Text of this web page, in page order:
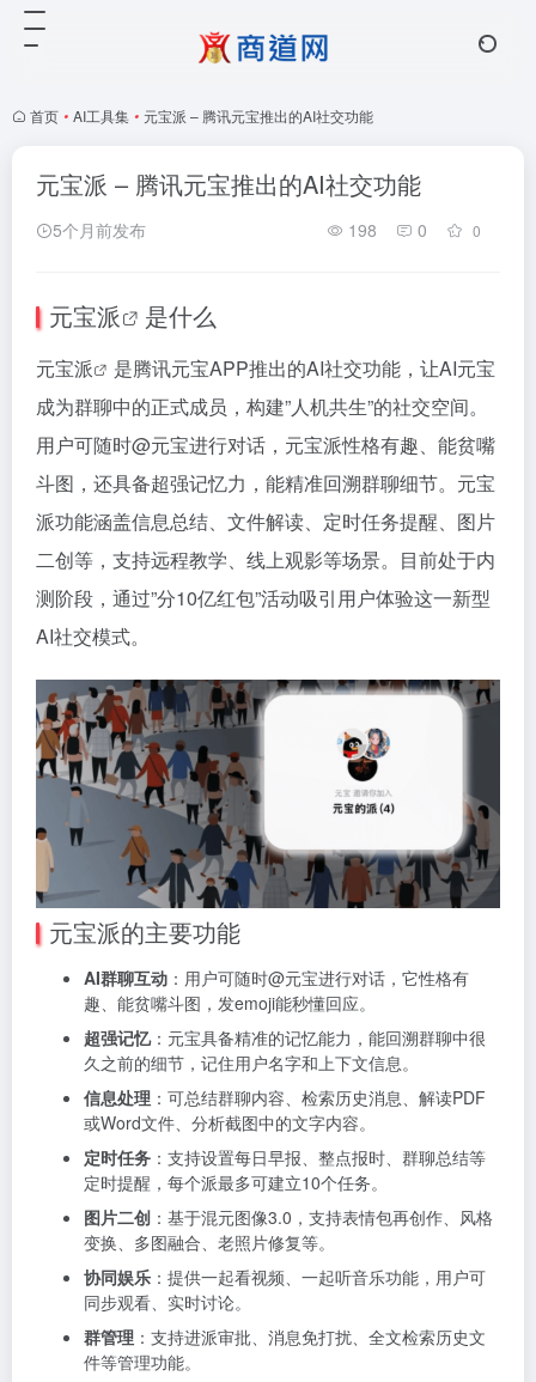
首页 • AI工具集 • 元宝派 – 腾讯元宝推出的AI社交功能
元宝派 – 腾讯元宝推出的AI社交功能
5个月前发布 198 0 0
元宝派 是什么
元宝派
是腾讯元宝APP推出的AI社交功能，让AI元宝
成为群聊中的正式成员，构建”人机共生”的社交空间。
用户可随时@元宝进行对话，元宝派性格有趣、能贫嘴
斗图，还具备超强记忆力，能精准回溯群聊细节。元宝
派功能涵盖信息总结、文件解读、定时任务提醒、图片
二创等，支持远程教学、线上观影等场景。目前处于内
测阶段，通过”分10亿红包”活动吸引用户体验这一新型
AI社交模式。
元宝派的主要功能
AI群聊互动 ：用户可随时@元宝进行对话，它性格有
趣、能贫嘴斗图，发emoji能秒懂回应。
超强记忆：元宝具备精准的记忆能力，能回溯群聊中很
久之前的细节，记住用户名字和上下文信息。
信息处理 ：可总结群聊内容、检索历史消息、解读PDF
或Word文件、分析截图中的文字内容。
定时任务 ：支持设置每日早报、整点报时、群聊总结等
定时提醒，每个派最多可建立10个任务。
图片二创 ：基于混元图像3.0，支持表情包再创作、风格
变换、多图融合、老照片修复等。
协同娱乐 ：提供一起看视频、一起听音乐功能，用户可
同步观看、实时讨论。
群管理 ：支持进派审批、消息免打扰、全文检索历史文
件等管理功能。